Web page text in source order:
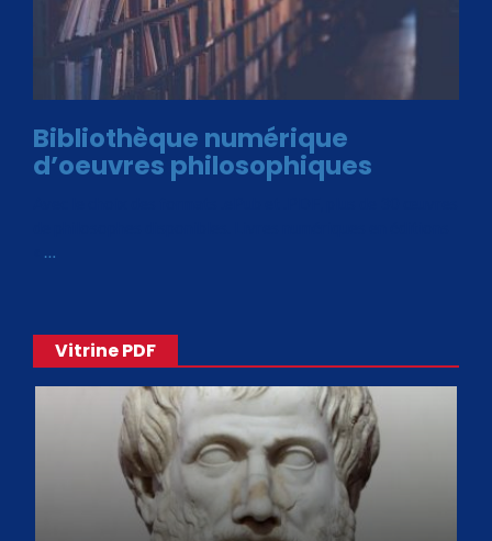
Bibliothèque numérique
d’oeuvres philosophiques
…
Vitrine PDF